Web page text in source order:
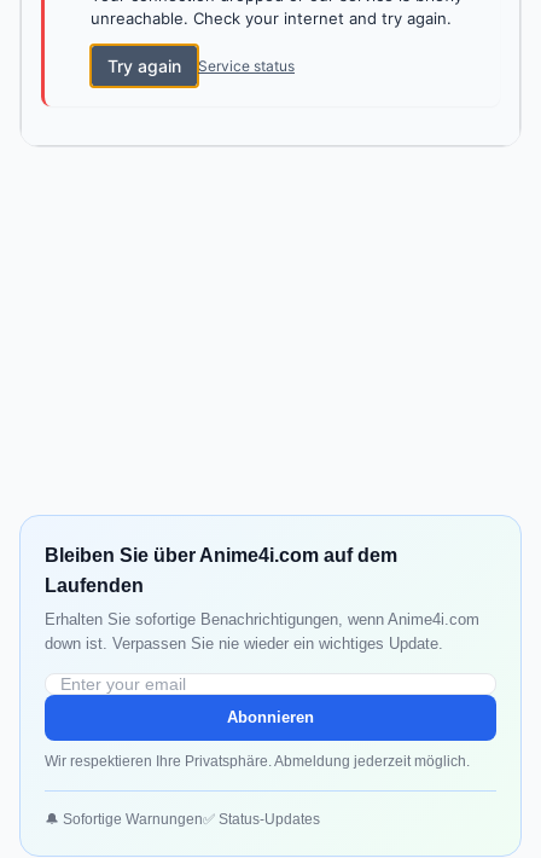
unreachable. Check your internet and try again.
Try again Service status
Bleiben Sie über Anime4i.com auf dem
Laufenden
Erhalten Sie sofortige Benachrichtigungen, wenn Anime4i.com
down ist. Verpassen Sie nie wieder ein wichtiges Update.
Abonnieren
Wir respektieren Ihre Privatsphäre. Abmeldung jederzeit möglich.
🔔 Sofortige Warnungen✅ Status-Updates